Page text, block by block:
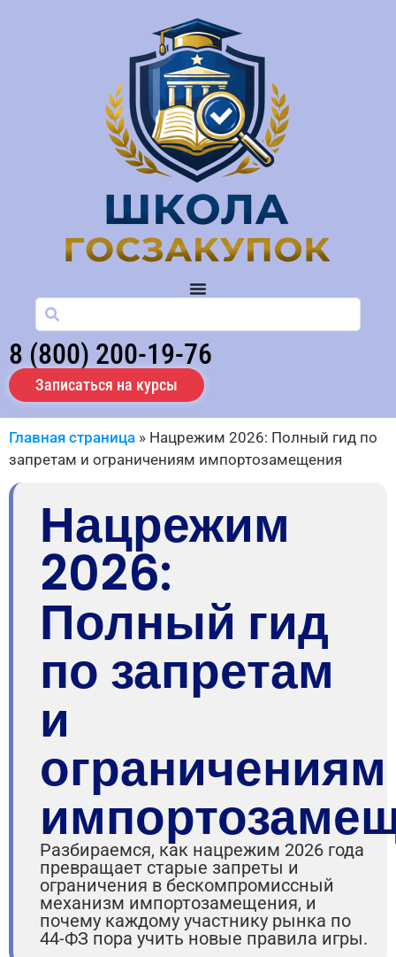
8 (800) 200-19-76
Записаться на курсы
Главная страница » Нацрежим 2026: Полный гид по
запретам и ограничениям импортозамещения
Нацрежим
2026:
Полный гид
по запретам
и
ограничениям
Разбираемся, как нацрежим 2026 года
превращает старые запреты и
ограничения в бескомпромиссный
механизм импортозамещения, и
почему каждому участнику рынка по
44-ФЗ пора учить новые правила игры.